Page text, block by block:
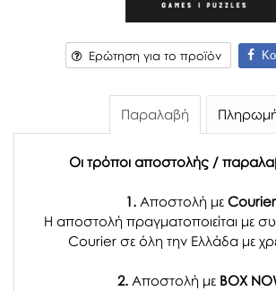
Ερώτηση για το προϊόν
Παραλαβή
Οι τρόποι αποστολής /
1. Αποστολή με Courier
Η αποστολή πραγματοποιείται με
Courier σε όλη την Ελλάδα με
2. Αποστολή μεBOX